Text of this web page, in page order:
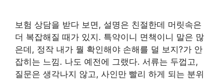
보험 상담을 받다 보면, 설명은 친절한데 머릿속은
더 복잡해질 때가 있지. 특약이니 면책이니 말은 많
은데, 정작 내가 뭘 확인해야 손해를 덜 보지?가 안
잡히는 느낌. 나도 예전에 그랬다. 서류는 두껍고,
질문은 생각나지 않고, 사인만 빨리 하게 되는 분위